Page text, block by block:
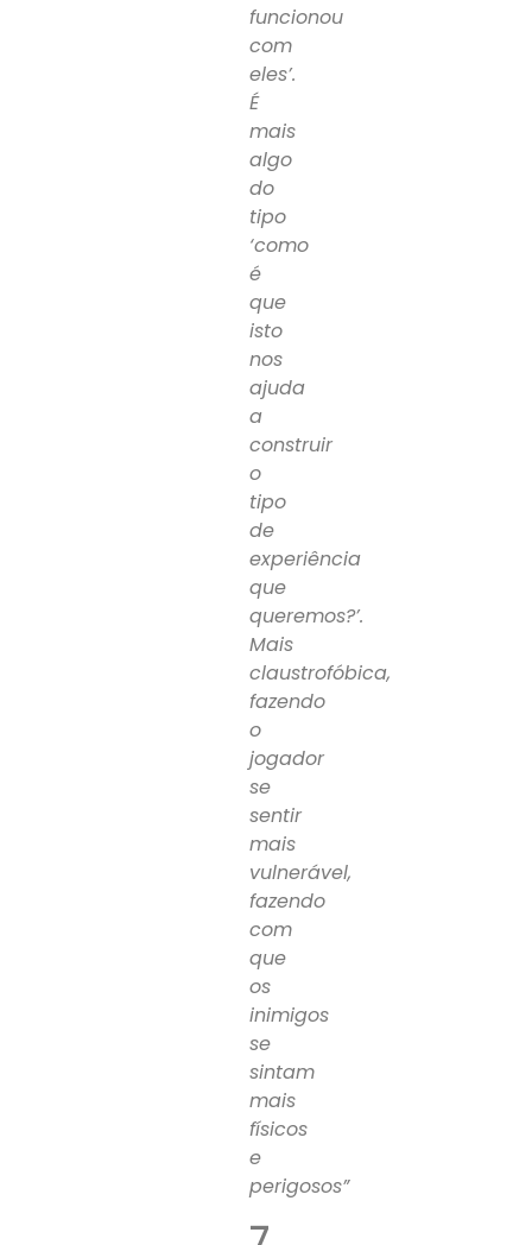
funcionou
com
eles’.
É
mais
algo
do
tipo
‘como
é
que
isto
nos
ajuda
a
construir
o
tipo
de
experiência
que
queremos?’.
Mais
claustrofóbica,
fazendo
o
jogador
se
sentir
mais
vulnerável,
fazendo
com
que
os
inimigos
se
sintam
mais
físicos
e
perigosos”